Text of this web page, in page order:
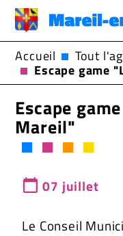
Accueil Tout
Escape game
Escape
Mareil"
07 juillet
Le Conseil